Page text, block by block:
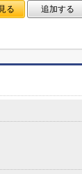
る 追加する